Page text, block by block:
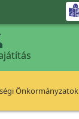
Önkormányzatok